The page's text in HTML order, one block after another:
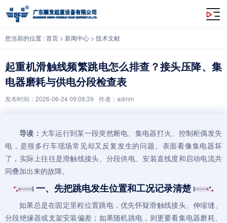
起重机滑触线频繁跳电怎么排查？接头压降、集电器磨耗与供电分段检查表
您当前的位置 :首页 > 新闻中心 > 技术文献
起重机滑触线频繁跳电怎么排查？接头压降、集
电器磨耗与供电分段检查表
发布时间：2026-06-24 09:08:39 作者：admin
导读： 大车运行到某一段突然断电、集电器打火、控制柜偶发失
电，是很多行车现场常见却又反复发生的问题。表面看像集电器坏
了，实际上往往是滑触线接头、分段供电、安装直线度和启动电流共
同叠加出来的故障。
一、先把跳电发生位置和工况记录清楚
如果总是在固定里程位置跳电，优先怀疑滑触线接头、伸缩缝、
分段绝缘器或支架安装偏差；如果随机跳电，则更要看集电器磨耗、